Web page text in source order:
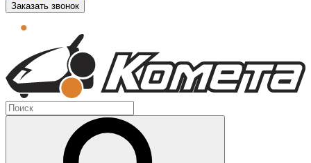
Заказать звонок